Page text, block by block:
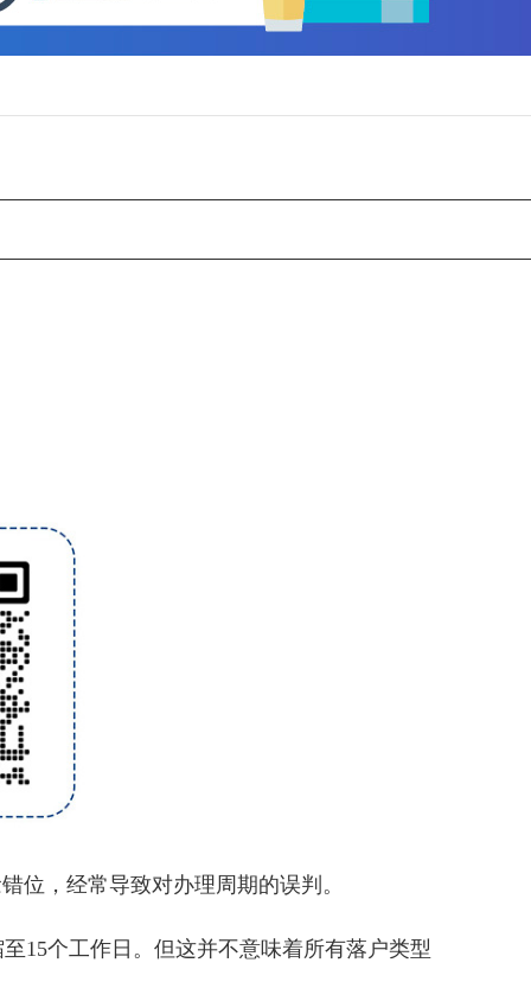
位，经常导致对办理周期的误判。
个工作日。但这并不意味着所有落户类型